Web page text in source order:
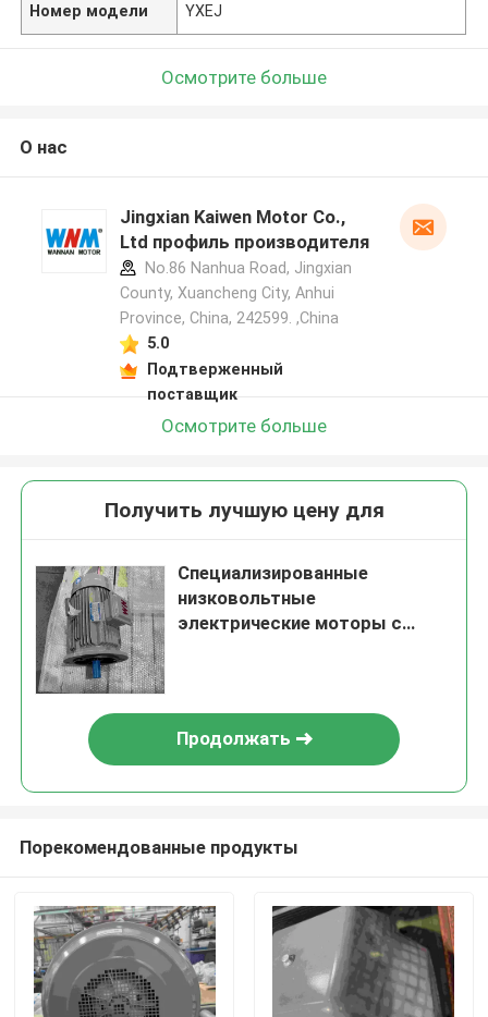
Номер модели YXEJ
Осмотрите больше
О нас
Jingxian Kaiwen Motor Co.,
Ltd профиль производителя
No.86 Nanhua Road, Jingxian
County, Xuancheng City, Anhui
Province, China, 242599. ,China
5.0
Подтверженный
поставщик
Осмотрите больше
Получить лучшую цену для
Специализированные
низковольтные
электрические моторы с
Продолжать
Порекомендованные продукты